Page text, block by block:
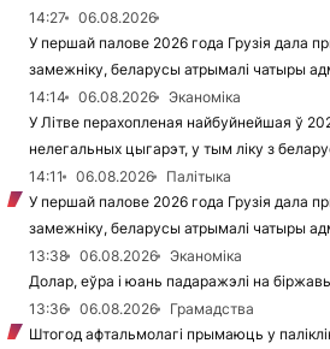
14:27
06.08.2026
У першай палове 2026 года Грузія дала
замежніку, беларусы атрымалі чатыры
14:14
06.08.2026
Эканоміка
У Літве перахопленая найбуйнейшая ў
нелегальных цыгарэт, у тым ліку з
14:11
06.08.2026
Палітыка
У першай палове 2026 года Грузія дала
замежніку, беларусы атрымалі чатыры
13:38
06.08.2026
Эканоміка
Долар, еўра і юань падаражэлі на
13:36
06.08.2026
Грамадства
Штогод афтальмолагі прымаюць у